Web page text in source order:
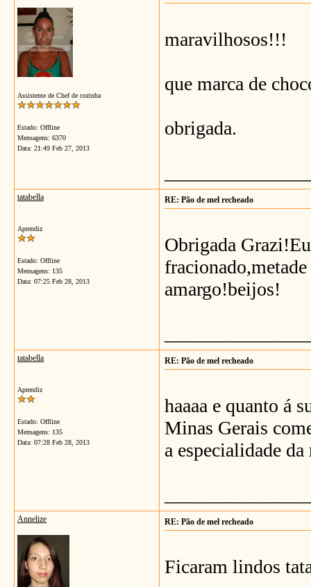
Assistente de Chef de cozinha
Estado: Offline
Mensagens: 6370
Data: 21:49 Feb 27, 2013
maravilhosos!!!
que marca de
obrigada.
tatabella
Aprendiz
Estado: Offline
Mensagens: 135
Data: 07:25 Feb 28, 2013
RE: Pão de mel recheado
Obrigada
amargo!beijos!
tatabella
Aprendiz
Estado: Offline
Mensagens: 135
Data: 07:28 Feb 28, 2013
RE: Pão de mel recheado
haaaa e quanto á
Minas Gerais
a especialidade
Annelize RE: Pão de mel recheado
Ficaram lindos